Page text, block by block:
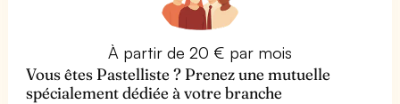
À partir de 20 € par mois
Vous êtes Pastelliste ? Prenez une mutuelle
spécialement dédiée à votre branche